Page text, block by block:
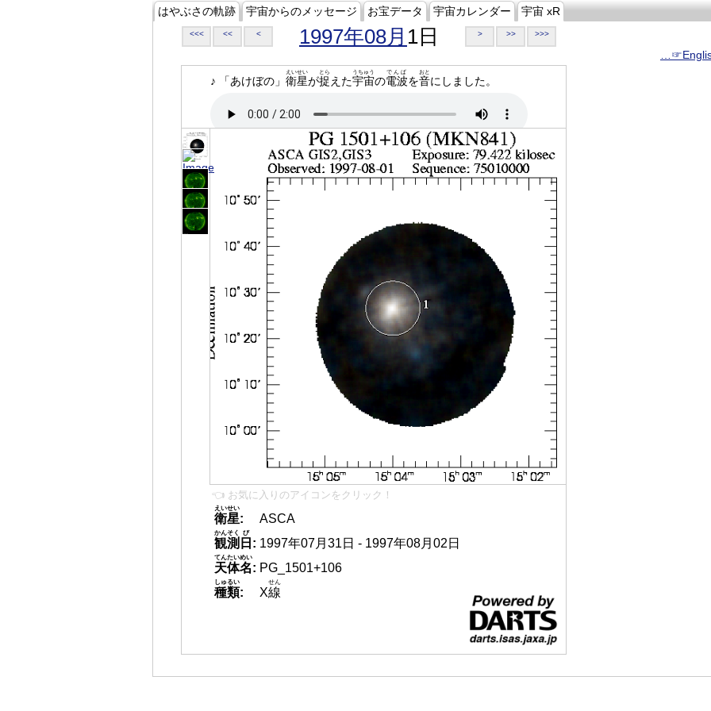
はやぶさの軌跡 宇宙からのメッセージ お宝データ 宇宙カレンダー 宇宙 xR
<<< << < 1997年08月 1日 > >> >>>
♪ 「あけぼの」 衛星
えいせい
が捉
とら
えた宇宙
うちゅう
の電波
でんぱ
を音
おと
にしました。
👈 お気に入りのアイコンをクリック！
衛星
えいせい
:
ASCA
観測
かんそく
日
び
: 1997年07月31日 - 1997年08月02日
天体名
てんたいめい
: PG_1501+106
種類
しゅるい
: X線
せん